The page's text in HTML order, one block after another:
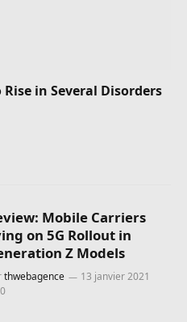
in Several Disorders
Mobile Carriers
on 5G Rollout in
Z Models
thwebagence
13 janvier 2021
0